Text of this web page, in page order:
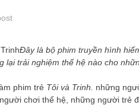
Đây là bộ phim truyền hình
lại trải nghiệm thế hệ nào cho
phim trẻ Tôi và Trinh. những
chơi thế hệ, những người trẻ